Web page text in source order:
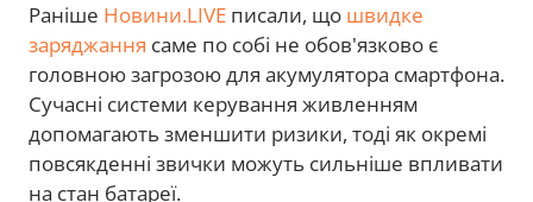
Раніше Новини.LIVE писали, що швидке
заряджання саме по собі не обов'язково є
головною загрозою для акумулятора смартфона.
Сучасні системи керування живленням
допомагають зменшити ризики, тоді як окремі
повсякденні звички можуть сильніше впливати
на стан батареї.